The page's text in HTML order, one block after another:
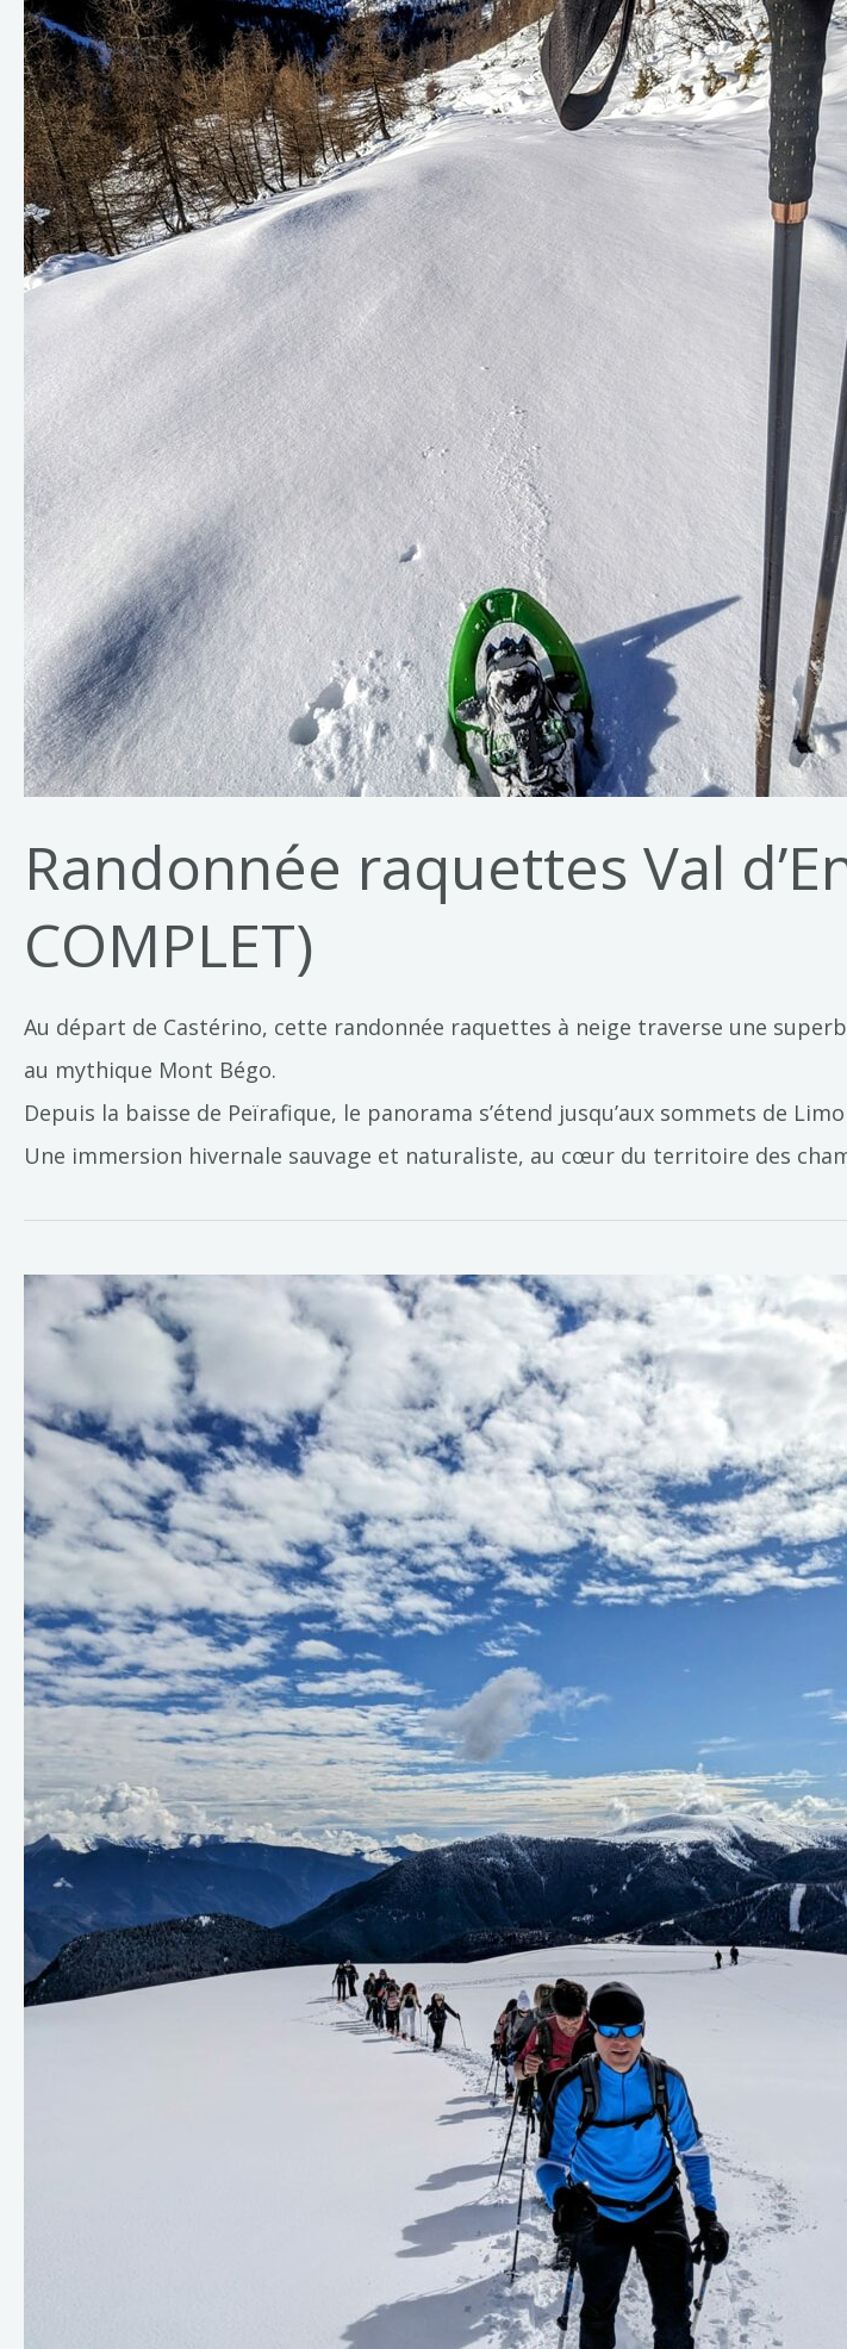
Randonnée raquettes Val
COMPLET)
Au départ de Castérino, cette randonnée raquettes à neige traverse une
au mythique Mont Bégo.
Depuis la baisse de Peïrafique, le panorama s’étend jusqu’aux sommets de
Une immersion hivernale sauvage et naturaliste, au cœur du territoire des